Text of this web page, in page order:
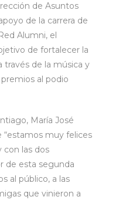
de Asuntos
de la carrera de
Alumni, el
de fortalecer la
través de la música y
al podio
María José
muy felices
con las dos
de esta segunda
al público, a las
que vinieron a